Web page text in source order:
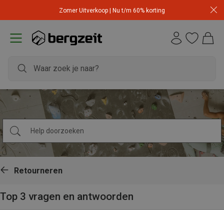
Zomer Uitverkoop | Nu t/m 60% korting
Retourneren
Top 3 vragen en antwoorden